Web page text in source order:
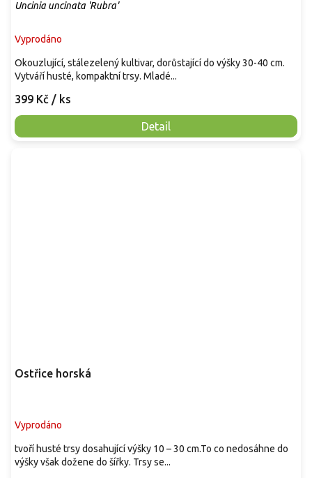
Uncinia uncinata 'Rubra'
Vyprodáno
399 Kč / ks
Detail
Okouzlující, stálezelený kultivar, dorůstající do výšky 30-40 cm.
Vytváří husté, kompaktní trsy. Mladé...
Ostřice horská
Vyprodáno
tvoří husté trsy dosahující výšky 10 – 30 cm.To co nedosáhne do
výšky však dožene do šířky. Trsy se...